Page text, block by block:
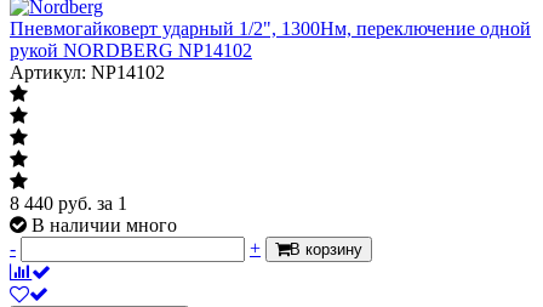
Пневмогайковерт ударный 1/2", 1300Нм, переключение одной
рукой NORDBERG NP14102
Артикул: NP14102
8 440 руб. за 1
В наличии много
-
+ В корзину